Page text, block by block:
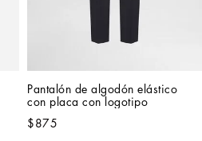
Pantalón de algodón elástico
con placa con logotipo
$875